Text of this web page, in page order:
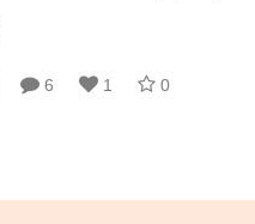
6 1 0